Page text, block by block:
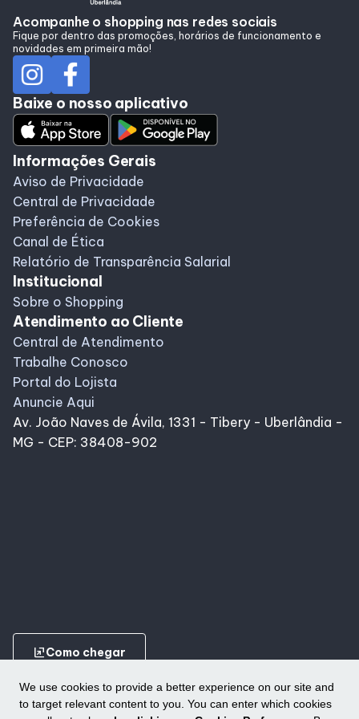
We use cookies to provide a better experience on our site and
to target relevant content to you. You can enter which cookies
Programa de benefícios
Acompanhe o shopping nas redes sociais
Fique por dentro das promoções, horários de funcionamento e
novidades em primeira mão!
Baixe o nosso aplicativo
Informações Gerais
Aviso de Privacidade
Central de Privacidade
Preferência de Cookies
Canal de Ética
Relatório de Transparência Salarial
Institucional
Sobre o Shopping
Atendimento ao Cliente
Central de Atendimento
Trabalhe Conosco
Portal do Lojista
Anuncie Aqui
Av. João Naves de Ávila, 1331 - Tibery - Uberlândia -
MG - CEP: 38408-902
ungroupComo chegar